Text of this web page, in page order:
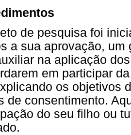
de pesquisa foi
a sua aprovação,
na aplicação
em participar
os objetivos
de consentimento.
do seu filho ou